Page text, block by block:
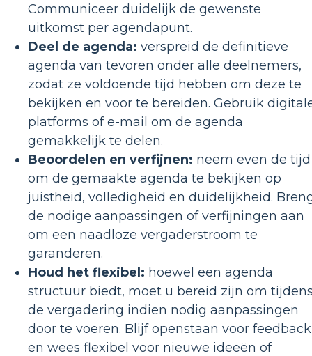
Communiceer duidelijk de gewenste
uitkomst per agendapunt.
Deel de agenda: verspreid de definitieve
agenda van tevoren onder alle deelnemers,
zodat ze voldoende tijd hebben om deze te
bekijken en voor te bereiden. Gebruik
platforms of e-mail om de agenda
gemakkelijk te delen.
Beoordelen en verfijnen: neem even de tijd
om de gemaakte agenda te bekijken op
juistheid, volledigheid en duidelijkheid.
de nodige aanpassingen of verfijningen aan
om een ​​naadloze vergaderstroom te
garanderen.
Houd het flexibel: hoewel een agenda
structuur biedt, moet u bereid zijn om
de vergadering indien nodig aanpassingen
door te voeren. Blijf openstaan ​​voor feedback
en wees flexibel voor nieuwe ideeën of